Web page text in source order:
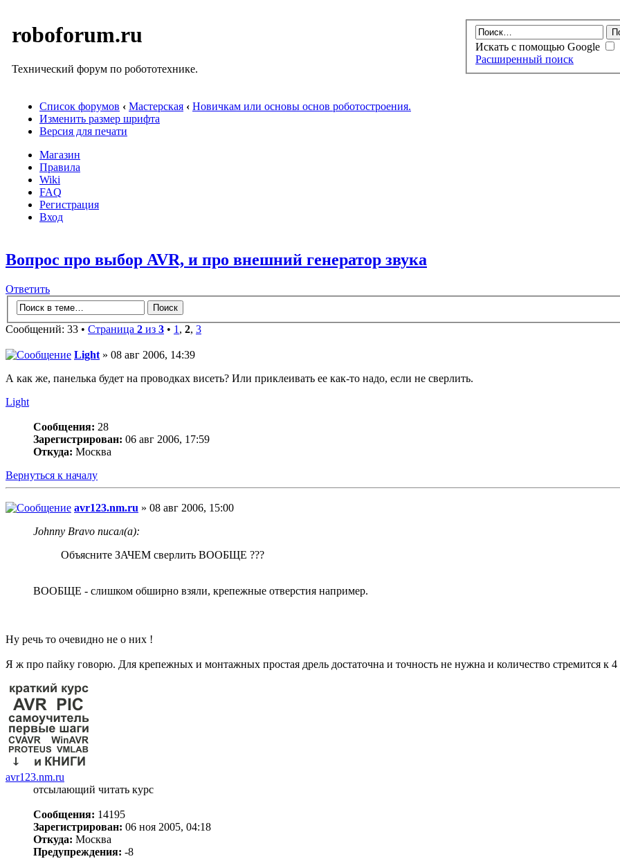
roboforum.ru
Технический форум по робототехнике.
Искать с помощью Google
Расширенный поиск
Список форумов ‹ Мастерская ‹ Новичкам или основы основ роботостроения.
Изменить размер шрифта
Версия для печати
Магазин
Правила
Wiki
FAQ
Регистрация
Вход
Вопрос про выбор AVR, и про внешний генератор звука
Ответить
Сообщений: 33 • Страница 2 из 3 • 1, 2, 3
Light » 08 авг 2006, 14:39
А как же, панелька будет на проводках висеть? Или приклеивать ее как-то надо, если не сверлить.
Light
Сообщения: 28
Зарегистрирован: 06 авг 2006, 17:59
Откуда: Москва
Вернуться к началу
avr123.nm.ru » 08 авг 2006, 15:00
Johnny Bravo писал(а):
Объясните ЗАЧЕМ сверлить ВООБЩЕ ???
ВООБЩЕ - слишком обширно взяли, крепежные отверстия например.
Ну речь то очевидно не о них !
Я ж про пайку говорю. Для крепежных и монтажных простая дрель достаточна и точность не нужна и количество стремится к 4
avr123.nm.ru
отсылающий читать курс
Сообщения: 14195
Зарегистрирован: 06 ноя 2005, 04:18
Откуда: Москва
Предупреждения: -8